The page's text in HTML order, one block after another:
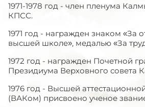
1971-1978 год - член пленума
КПСС.
1971 год - награжден знаком «За
высшей школе», медалью «За
1972 год - награжден Почетной
Президиума Верховного совета
1976 год - Высшей
(ВАКом) присвоено ученое